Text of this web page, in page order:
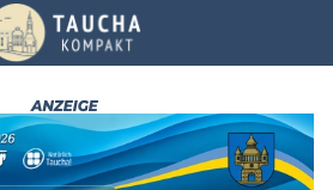
„Kleine Helden,